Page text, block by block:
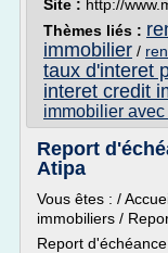
Site : http://
Thèmes liés :
immobilier /
taux d'interet
interet credit
immobilier
Report
Atipa
Vous êtes : /
immobiliers /
Report